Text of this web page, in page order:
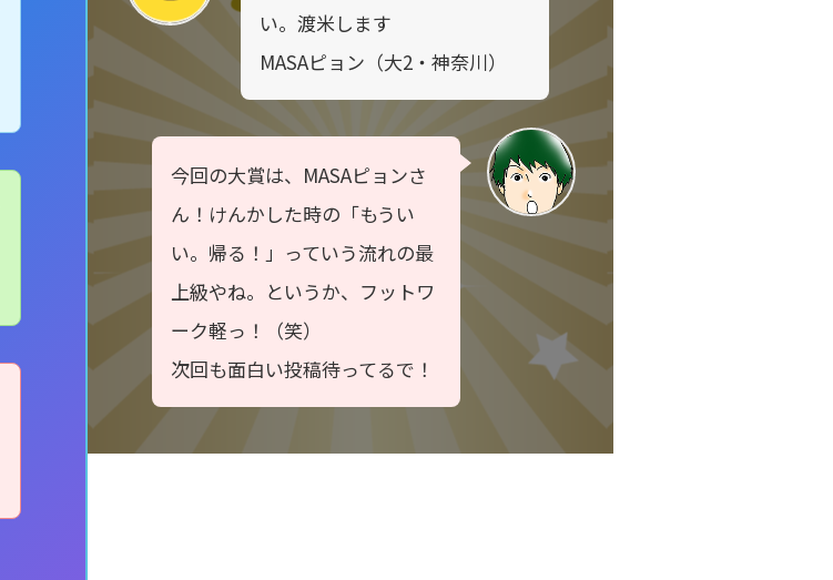
い。渡米します
MASAピョン（大2・神奈川）
今回の大賞は、MASAピョンさ
ん！けんかした時の「もうい
い。帰る！」っていう流れの最
上級やね。というか、フットワ
ーク軽っ！（笑）
次回も面白い投稿待ってるで！